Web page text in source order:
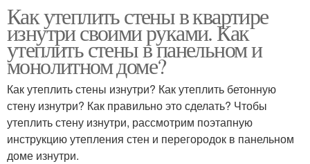
Как утеплить стены в квартире
изнутри своими руками. Как
утеплить стены в панельном и
монолитном доме?
Как утеплить стены изнутри? Как утеплить бетонную
стену изнутри? Как правильно это сделать? Чтобы
утеплить стену изнутри, рассмотрим поэтапную
инструкцию утепления стен и перегородок в панельном
доме изнутри.